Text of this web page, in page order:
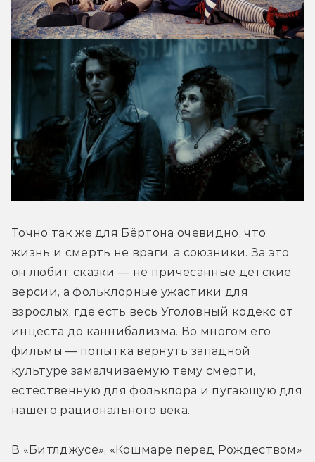
Точно так же для Бёртона очевидно, что
жизнь и смерть не враги, а союзники. За это
он любит сказки — не причёсанные детские
версии, а фольклорные ужастики для
взрослых, где есть весь Уголовный кодекс от
инцеста до каннибализма. Во многом его
фильмы — попытка вернуть западной
культуре замалчиваемую тему смерти,
естественную для фольклора и пугающую для
нашего рационального века.
В «Битлджусе», «Кошмаре перед Рождеством»